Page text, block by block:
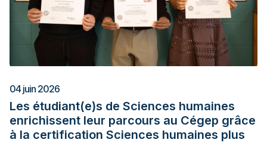
04 juin 2026
Les étudiant(e)s de Sciences humaines
enrichissent leur parcours au Cégep grâce
à la certification Sciences humaines plus